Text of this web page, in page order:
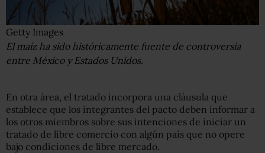
Getty Images
El maíz ha sido históricamente fuente de controversia
entre México y Estados Unidos.
En otra área, el tratado incorpora una cláusula que
establece que los integrantes del pacto deben informar a
los otros miembros sobre sus intenciones de iniciar un
tratado de libre comercio con algún país que no opere
bajo condiciones de libre mercado.